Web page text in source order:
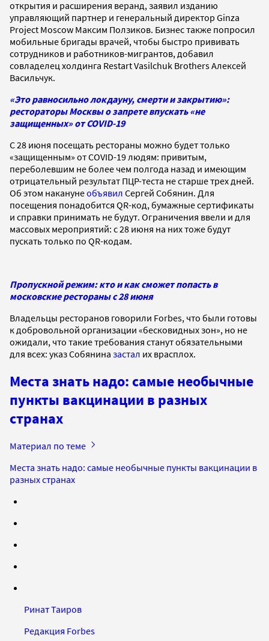
открытия и расширения веранд, заявил изданию
управляющий партнер и генеральный директор Ginza
Project Moscow Максим Ползиков. Бизнес также попросил
мобильные бригады врачей, чтобы быстро прививать
сотрудников и работников-мигрантов, добавил
совладелец холдинга Restart Vasilchuk Brothers Алексей
Васильчук.
«Это равносильно локдауну, смерти и закрытию»:
рестораторы Москвы о запрете впускать «не
защищенных» от COVID-19
С 28 июня посещать рестораны можно будет только
«защищенным» от COVID-19 людям: привитым,
переболевшим не более чем полгода назад и имеющим
отрицательный результат ПЦР-теста не старше трех дней.
Об этом наканунеобъявил Сергей Собянин. Для
посещения понадобится QR-код, бумажные сертификаты
и справки принимать не будут. Ограничения ввели и для
массовых мероприятий: с 28 июня на них тоже будут
пускать только по QR-кодам.
Пропускной режим: кто и как сможет попасть в
московские рестораны с 28 июня
Владельцы ресторанов говорили Forbes, что были готовы
к добровольной организации «бесковидных зон», но не
ожидали, что такие требования станут обязательными
для всех: указ Собянина застал их врасплох.
Места знать надо: самые необычные
пункты вакцинации в разных
странах
Материал по теме
Места знать надо: самые необычные пункты вакцинации в
разных странах
Ринат Таиров
Редакция Forbes